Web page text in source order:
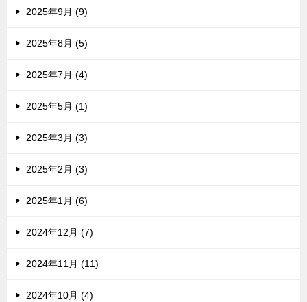
2025年9月 (9)
2025年8月 (5)
2025年7月 (4)
2025年5月 (1)
2025年3月 (3)
2025年2月 (3)
2025年1月 (6)
2024年12月 (7)
2024年11月 (11)
2024年10月 (4)